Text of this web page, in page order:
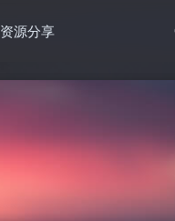
资源分享